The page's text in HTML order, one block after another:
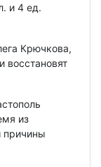
и 4 ед.
Крючкова,
восстановят
из
причины